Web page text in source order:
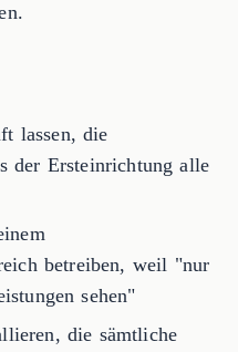
lassen, die
der Ersteinrichtung alle
betreiben, weil "nur
sehen"
die sämtliche